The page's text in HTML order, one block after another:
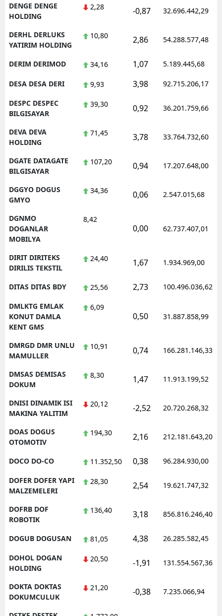
DENGE DENGE
HOLDING
2,28 -0,87 32.696.442,29
DERHL DERLUKS
YATIRIM HOLDING
10,80 2,86 54.288.577,48
DERIM DERIMOD 34,16 1,07 5.189.445,68
DESA DESA DERI 9,93 3,98 92.715.206,17
DESPC DESPEC
BILGISAYAR
39,30 0,92 36.201.759,66
DEVA DEVA
HOLDING
71,45 3,78 33.764.732,60
DGATE DATAGATE
BILGISAYAR
107,20 0,94 17.207.648,00
DGGYO DOGUS
GMYO
34,36 0,06 2.547.015,68
DGNMO
DOGANLAR
MOBILYA
8,42
0,00 62.737.407,01
DIRIT DIRITEKS
DIRILIS TEKSTIL
24,40 1,67 1.934.969,00
DITAS DITAS BDY 25,56 2,73 100.496.036,62
DMLKTG EMLAK
KONUT DAMLA
KENT GMS
6,09
0,50 31.887.858,99
DMRGD DMR UNLU
MAMULLER
10,91 0,74 166.281.146,33
DMSAS DEMISAS
DOKUM
8,30 1,47 11.913.199,52
DNISI DINAMIK ISI
MAKINA YALITIM
20,12 -2,52 20.720.268,32
DOAS DOGUS
OTOMOTIV
194,30 2,16 212.181.643,20
DOCO DO-CO 11.352,50 0,38 96.284.930,00
DOFER DOFER YAPI
MALZEMELERI
28,30 2,54 19.621.747,32
DOFRB DOF
ROBOTIK
136,40 3,18 856.816.246,40
DOGUB DOGUSAN 81,05 4,38 26.285.582,45
DOHOL DOGAN
HOLDING
20,50 -1,91 131.554.567,36
DOKTA DOKTAS
DOKUMCULUK
21,20 -0,38 7.235.066,94